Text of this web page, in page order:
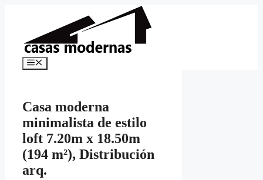
Menú
Casa moderna
minimalista de estilo
loft 7.20m x 18.50m
(194 m²), Distribución
arq.